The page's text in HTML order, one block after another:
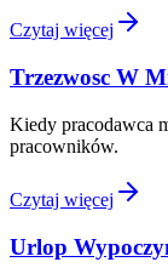
Czytaj więcej
Trzezwosc W
Kiedy pracodawca
pracowników.
Czytaj więcej
Urlop